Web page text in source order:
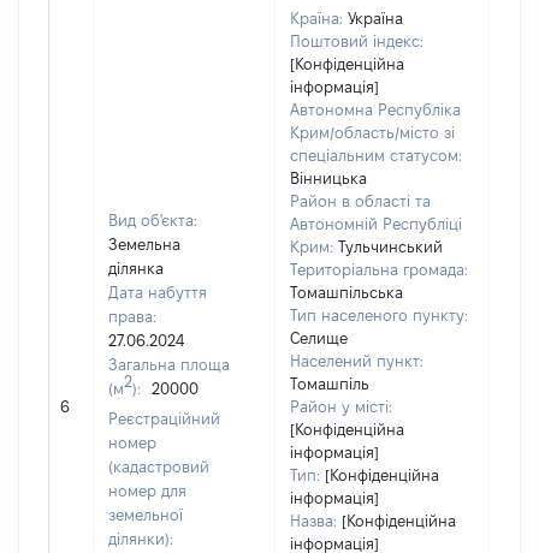
6
Вид об'єкта:
Земельна
ділянка
Дата набуття
права:
27.06.2024
Загальна площа
(м2):
20000
Реєстраційний
номер
(кадастровий
номер для
земельної
ділянки):
Країна: Україна
Поштовий індекс:
[Конфіденційна
інформація]
Автономна Республіка
Крим/область/місто зі
спеціальним статусом:
Вінницька
Район в області та
Автономній Республіці
Крим: Тульчинський
Територіальна громада:
Томашпільська
Тип населеного пункту:
Селище
Населений пункт:
Томашпіль
Район у місті:
[Конфіденційна
інформація]
Тип: [Конфіденційна
інформація]
Назва: [Конфіденційна
інформація]